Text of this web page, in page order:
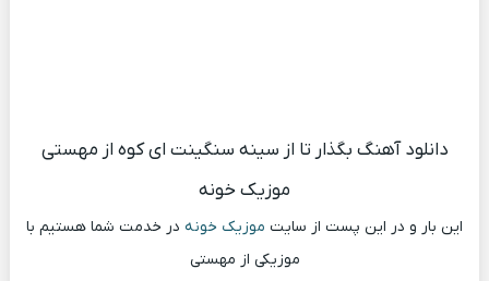
دانلود آهنگ بگذار تا از سینه سنگینت ای کوه از مهستی
موزیک خونه
این بار و در این پست از سایت موزیک خونه در خدمت شما هستیم با
موزیکی از مهستی